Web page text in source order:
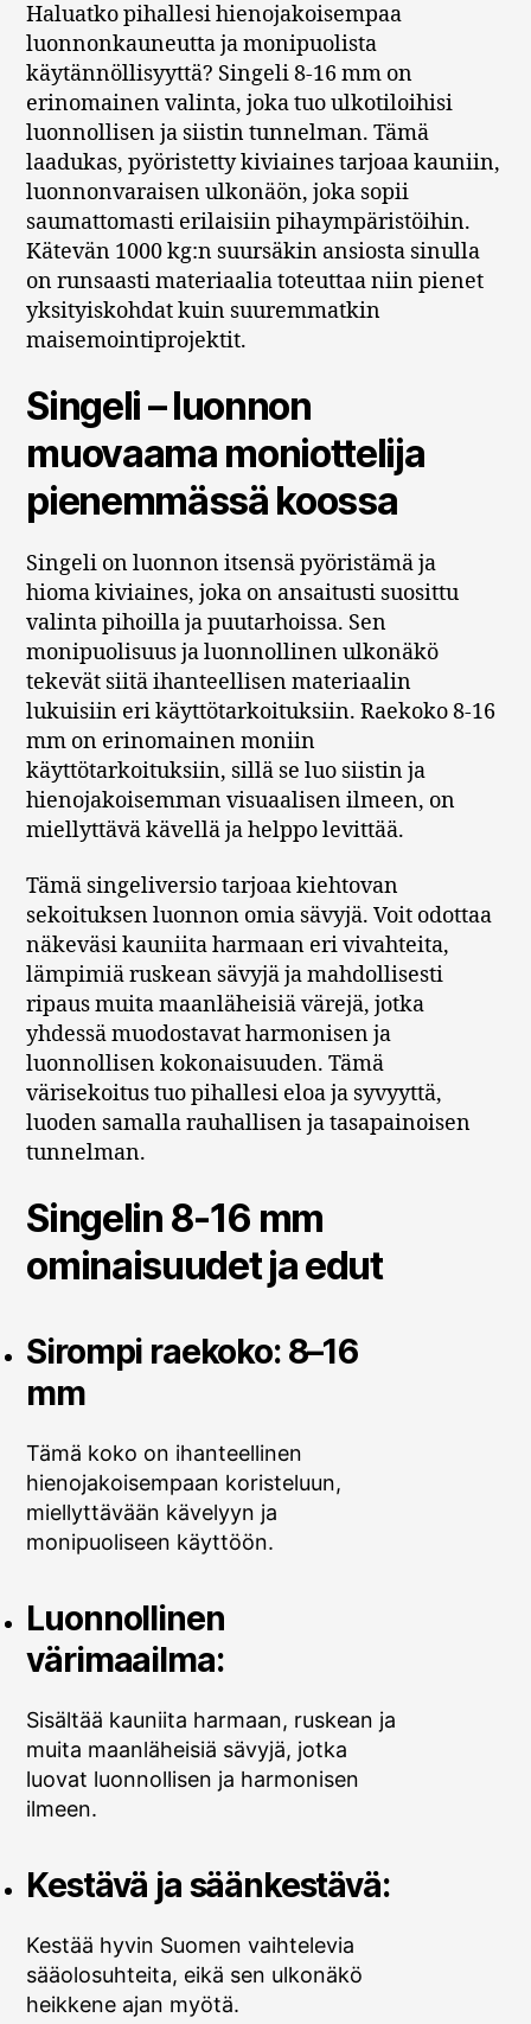
Haluatko pihallesi hienojakoisempaa
luonnonkauneutta ja monipuolista
käytännöllisyyttä? Singeli 8-16 mm on
erinomainen valinta, joka tuo ulkotiloihisi
luonnollisen ja siistin tunnelman. Tämä
laadukas, pyöristetty kiviaines tarjoaa kauniin,
luonnonvaraisen ulkonäön, joka sopii
saumattomasti erilaisiin pihaympäristöihin.
Kätevän 1000 kg:n suursäkin ansiosta sinulla
on runsaasti materiaalia toteuttaa niin pienet
yksityiskohdat kuin suuremmatkin
maisemointiprojektit.
Singeli – luonnon
muovaama moniottelija
pienemmässä koossa
Singeli on luonnon itsensä pyöristämä ja
hioma kiviaines, joka on ansaitusti suosittu
valinta pihoilla ja puutarhoissa. Sen
monipuolisuus ja luonnollinen ulkonäkö
tekevät siitä ihanteellisen materiaalin
lukuisiin eri käyttötarkoituksiin. Raekoko 8-16
mm on erinomainen moniin
käyttötarkoituksiin, sillä se luo siistin ja
hienojakoisemman visuaalisen ilmeen, on
miellyttävä kävellä ja helppo levittää.
Tämä singeliversio tarjoaa kiehtovan
sekoituksen luonnon omia sävyjä. Voit odottaa
näkeväsi kauniita harmaan eri vivahteita,
lämpimiä ruskean sävyjä ja mahdollisesti
ripaus muita maanläheisiä värejä, jotka
yhdessä muodostavat harmonisen ja
luonnollisen kokonaisuuden. Tämä
värisekoitus tuo pihallesi eloa ja syvyyttä,
luoden samalla rauhallisen ja tasapainoisen
tunnelman.
Singelin 8-16 mm
ominaisuudet ja edut
Sirompi raekoko: 8–16
mm
Tämä koko on ihanteellinen
hienojakoisempaan koristeluun,
miellyttävään kävelyyn ja
monipuoliseen käyttöön.
Luonnollinen
värimaailma:
Sisältää kauniita harmaan, ruskean ja
muita maanläheisiä sävyjä, jotka
luovat luonnollisen ja harmonisen
ilmeen.
Kestävä ja säänkestävä:
Kestää hyvin Suomen vaihtelevia
sääolosuhteita, eikä sen ulkonäkö
heikkene ajan myötä.